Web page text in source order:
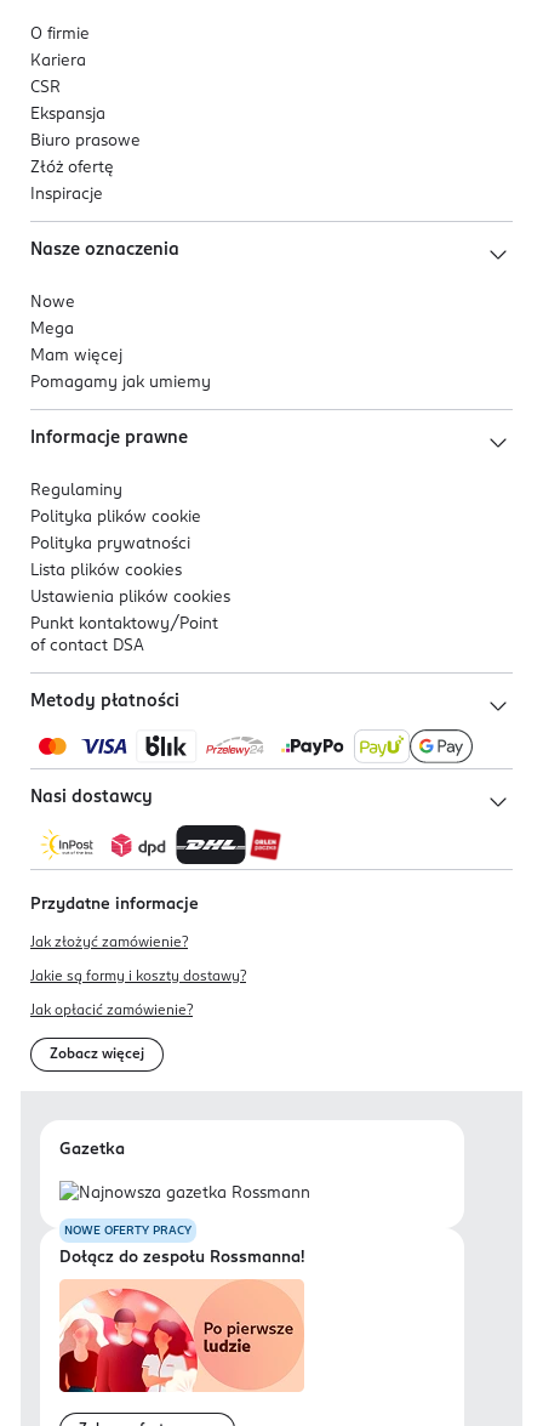
O firmie
Kariera
CSR
Ekspansja
Biuro prasowe
Złóż ofertę
Inspiracje
Nasze oznaczenia
Nowe
Mega
Mam więcej
Pomagamy jak umiemy
Informacje prawne
Regulaminy
Polityka plików cookie
Polityka prywatności
Lista plików cookies
Ustawienia plików cookies
Punkt kontaktowy/ Point
of contact DSA
Metody płatności
Nasi dostawcy
Przydatne informacje
Jak złożyć zamówienie?
Jakie są formy i koszty dostawy?
Jak opłacić zamówienie?
Zobacz więcej
Gazetka
NOWE OFERTY PRACY
Dołącz do zespołu Rossmanna!